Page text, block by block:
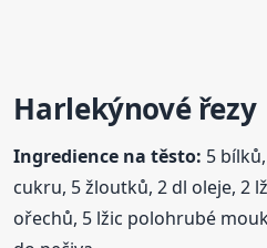
Harlekýnové řezy
Ingredience na těsto: 5
cukru, 5 žloutků, 2 dl oleje, 2
ořechů, 5 lžic polohrubé